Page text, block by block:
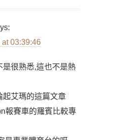
03:39:46
是很熟悉,這也不是熱
起艾瑪的這篇文章
報賽車的羅賓比較專